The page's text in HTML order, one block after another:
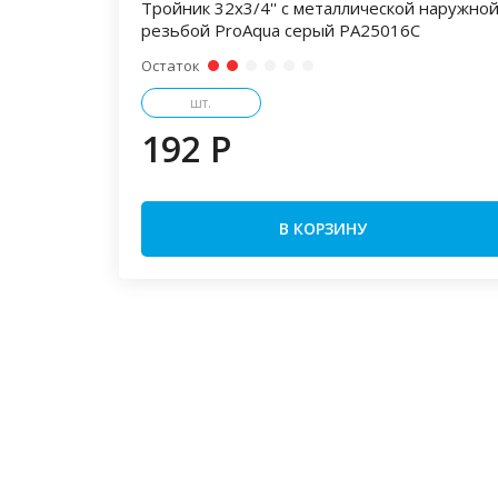
Тройник 32x3/4'' с металлической наружной
резьбой ProAqua серый PA25016С
Остаток
шт.
192 P
В КОРЗИНУ